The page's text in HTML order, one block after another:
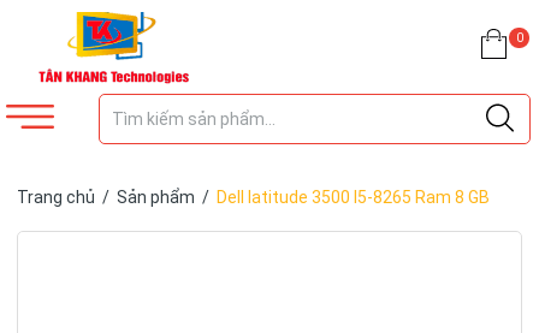
0
Trang chủ / Sản phẩm / Dell latitude 3500 I5-8265 Ram 8 GB